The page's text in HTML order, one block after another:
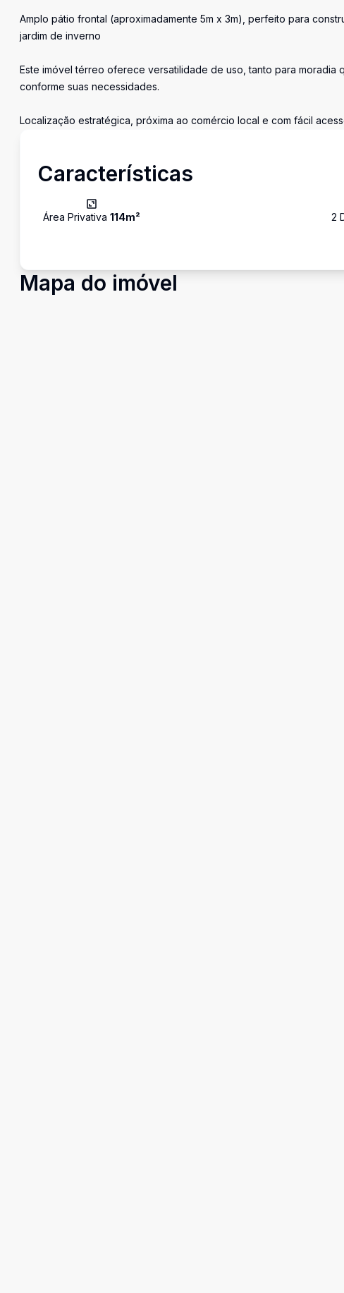
Amplo pátio frontal (aproximadamente 5m x 3m), perfeito para
jardim de inverno
Este imóvel térreo oferece versatilidade de uso, tanto para
conforme suas necessidades.
Localização estratégica, próxima ao comércio local e com fácil
Características
Área Privativa 114m² 2
Mapa do imóvel